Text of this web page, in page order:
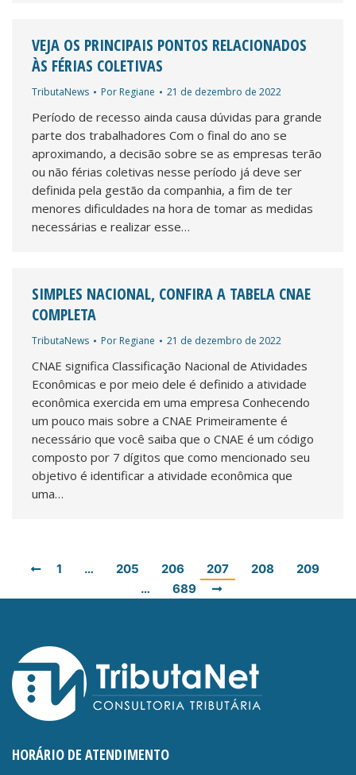
VEJA OS PRINCIPAIS PONTOS RELACIONADOS
ÀS FÉRIAS COLETIVAS
TributaNews Por Regiane 21 de dezembro de 2022
Período de recesso ainda causa dúvidas para grande
parte dos trabalhadores Com o final do ano se
aproximando, a decisão sobre se as empresas terão
ou não férias coletivas nesse período já deve ser
definida pela gestão da companhia, a fim de ter
menores dificuldades na hora de tomar as medidas
necessárias e realizar esse…
SIMPLES NACIONAL, CONFIRA A TABELA CNAE
COMPLETA
TributaNews Por Regiane 21 de dezembro de 2022
CNAE significa Classificação Nacional de Atividades
Econômicas e por meio dele é definido a atividade
econômica exercida em uma empresa Conhecendo
um pouco mais sobre a CNAE Primeiramente é
necessário que você saiba que o CNAE é um código
composto por 7 dígitos que como mencionado seu
objetivo é identificar a atividade econômica que
uma…
1 … 205 206 207 208
209
…
689
HORÁRIO DE ATENDIMENTO